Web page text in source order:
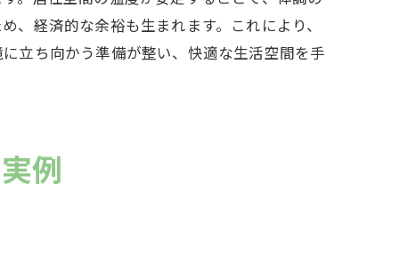
経済的な余裕も生まれます。これにより、
立ち向かう準備が整い、快適な生活空間を手
例